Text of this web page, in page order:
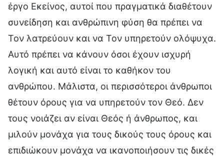
έργο Εκείνος, αυτοί που πραγματικά διαθέτουν
συνείδηση και ανθρώπινη φύση θα πρέπει να
Τον λατρεύουν και να Τον υπηρετούν ολόψυχα.
Αυτό πρέπει να κάνουν όσοι έχουν ισχυρή
λογική και αυτό είναι το καθήκον του
ανθρώπου. Μάλιστα, οι περισσότεροι άνθρωποι
θέτουν όρους για να υπηρετούν τον Θεό. Δεν
τους νοιάζει αν είναι Θεός ή άνθρωπος, και
μιλούν μονάχα για τους δικούς τους όρους και
επιδιώκουν μονάχα να ικανοποιήσουν τις δικές